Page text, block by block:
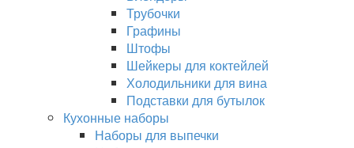
Трубочки
Графины
Штофы
Шейкеры для коктейлей
Холодильники для вина
Подставки для бутылок
Кухонные наборы
Наборы для выпечки